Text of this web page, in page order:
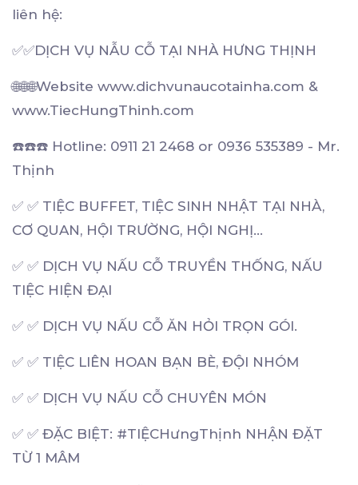
liên hệ:
✅✅DỊCH VỤ NẪU CỖ TẠI NHÀ HƯNG THỊNH
🌐🌐🌐Website www.dichvunaucotainha.com &
www.TiecHungThinh.com
☎️☎️☎️ Hotline: 0911 21 2468 or 0936 535389 - Mr.
Thịnh
✅ ✅ TIỆC BUFFET, TIỆC SINH NHẬT TẠI NHÀ,
CƠ QUAN, HỘI TRƯỜNG, HỘI NGHỊ...
✅ ✅ DỊCH VỤ NẤU CỖ TRUYỀN THỐNG, NẤU
TIỆC HIỆN ĐẠI
✅ ✅ DỊCH VỤ NẤU CỖ ĂN HỎI TRỌN GÓI.
✅ ✅ TIỆC LIÊN HOAN BẠN BÈ, ĐỘI NHÓM
✅ ✅ DỊCH VỤ NẤU CỖ CHUYÊN MÓN
✅ ✅ ĐẶC BIỆT: #TIỆCHưngThịnh NHẬN ĐẶT
TỪ 1 MÂM